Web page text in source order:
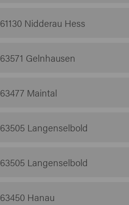
61130 Nidderau Hess
63571 Gelnhausen
63477 Maintal
63505 Langenselbold
63505 Langenselbold
63450 Hanau